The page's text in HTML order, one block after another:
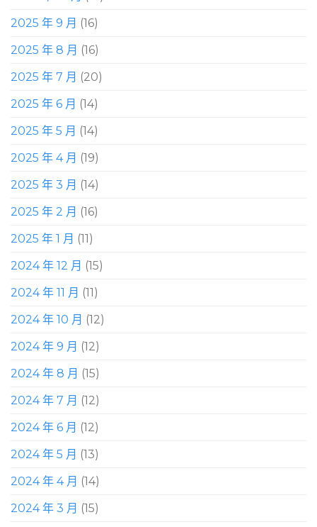
2025 年 9 月 (16)
2025 年 8 月 (16)
2025 年 7 月 (20)
2025 年 6 月 (14)
2025 年 5 月 (14)
2025 年 4 月 (19)
2025 年 3 月 (14)
2025 年 2 月 (16)
2025 年 1 月 (11)
2024 年 12 月 (15)
2024 年 11 月 (11)
2024 年 10 月 (12)
2024 年 9 月 (12)
2024 年 8 月 (15)
2024 年 7 月 (12)
2024 年 6 月 (12)
2024 年 5 月 (13)
2024 年 4 月 (14)
2024 年 3 月 (15)